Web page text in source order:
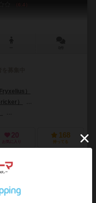
6.4
）
）
20
お気に入り
168
持ってる